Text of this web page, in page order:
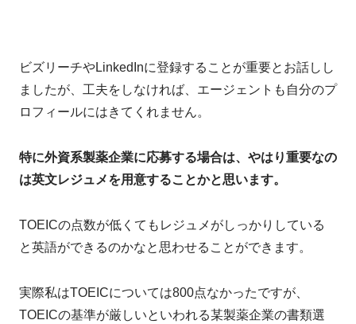
ビズリーチやLinkedInに登録することが重要とお話しし
ましたが、工夫をしなければ、エージェントも自分のプ
ロフィールにはきてくれません。
特に外資系製薬企業に応募する場合は、やはり重要なの
は英文レジュメを用意することかと思います。
TOEICの点数が低くてもレジュメがしっかりしている
と英語ができるのかなと思わせることができます。
実際私はTOEICについては800点なかったですが、
TOEICの基準が厳しいといわれる某製薬企業の書類選